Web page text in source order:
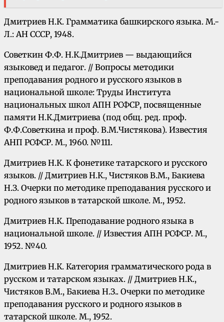
Дмитриев Н.К. Грамматика башкирского языка. М.-
Л.: АН СССР, 1948.
Советкин Ф.Ф. Н.К.Дмитриев — выдающийся
языковед и педагог. // Вопросы методики
преподавания родного и русского языков в
национальной школе: Труды Института
национальных школ АПН РСФСР, посвященные
памяти Н.К.Дмитриева (под общ. ред. проф.
Ф.Ф.Советкина и проф. В.М.Чистякова). Известия
АНП РСФСР. М., 1960. №111.
Дмитриев Н.К. К фонетике татарского и русского
языков. // Дмитриев Н.К., Чистяков В.М., Бакиева
Н.З. Очерки по методике преподавания русского и
родного языков в татарской школе. М., 1952.
Дмитриев Н.К. Преподавание родного языка в
национальной школе. // Известия АПН РСФСР. М.,
1952. №40.
Дмитриев Н.К. Категория грамматического рода в
русском и татарском языках. // Дмитриев Н.К.,
Чистяков В.М., Бакиева Н.З.. Очерки по методике
преподавания русского и родного языков в
татарской школе. М., 1952.